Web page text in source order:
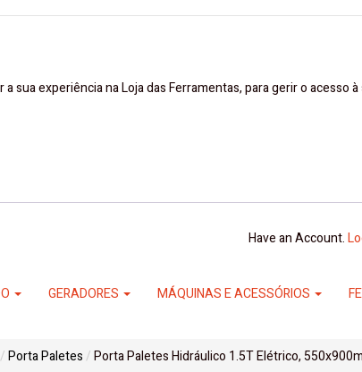
sua experiência na Loja das Ferramentas, para gerir o acesso
Have an Account.
GERADORES MÁQUINAS E ACESSÓRIOS
Porta Paletes Porta Paletes Hidráulico 1.5T Elétrico,